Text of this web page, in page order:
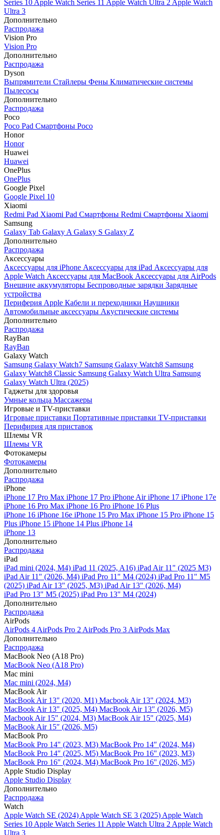
Series 10 Apple Watch Series 11 Apple Watch Ultra 2 Apple Watch
Ultra 3
Дополнительно
Распродажа
Vision Pro
Vision Pro
Дополнительно
Распродажа
Dyson
Выпрямители Стайлеры Фены Климатические системы
Пылесосы
Дополнительно
Распродажа
Poco
Poco Pad Смартфоны Poco
Honor
Honor
Huawei
Huawei
OnePlus
OnePlus
Google Pixel
Google Pixel 10
Xiaomi
Redmi Pad Xiaomi Pad Смартфоны Redmi Смартфоны Xiaomi
Samsung
Galaxy Tab Galaxy A Galaxy S Galaxy Z
Дополнительно
Распродажа
Аксессуары
Аксессуары для iPhone Аксессуары для iPad Аксессуары для
Apple Watch Аксессуары для MacBook Аксессуары для AirPods
Внешние аккумуляторы Беспроводные зарядки Зарядные
устройства
Периферия Apple Кабели и переходники Наушники
Автомобильные аксессуары Акустические системы
Дополнительно
Распродажа
RayBan
RayBan
Galaxy Watch
Samsung Galaxy Watch7 Samsung Galaxy Watch8 Samsung
Galaxy Watch8 Classic Samsung Galaxy Watch Ultra Samsung
Galaxy Watch Ultra (2025)
Гаджеты для здоровья
Умные кольца Массажеры
Игровые и TV-приставки
Игровые приставки Портативные приставки TV-приставки
Перифирия для приставок
Шлемы VR
Шлемы VR
Фотокамеры
Фотокамеры
Дополнительно
Распродажа
iPhone
iPhone 17 Pro Max iPhone 17 Pro iPhone AiriPhone 17 iPhone 17e
iPhone 16 Pro Max iPhone 16 Pro iPhone 16 Plus
iPhone 16 iPhone 16e iPhone 15 Pro Max iPhone 15 Pro iPhone 15
Plus iPhone 15 iPhone 14 Plus iPhone 14
iPhone 13
Дополнительно
Распродажа
iPad
iPad mini (2024, M4) iPad 11 (2025, A16) iPad Air 11" (2025 M3)
iPad Air 11" (2026, M4) iPad Pro 11" M4 (2024) iPad Pro 11" M5
(2025) iPad Air 13" (2025, M3) iPad Air 13" (2026, M4)
iPad Pro 13" M5 (2025) iPad Pro 13" M4 (2024)
Дополнительно
Распродажа
AirPods
AirPods 4 AirPods Pro 2 AirPods Pro 3 AirPods Max
Дополнительно
Распродажа
MacBook Neo (A18 Pro)
MacBook Neo (A18 Pro)
Mac mini
Mac mini (2024, M4)
MacBook Air
MacBook Air 13" (2020, M1) Macbook Air 13" (2024, M3)
MacBook Air 13" (2025, M4) MacBook Air 13″ (2026, M5)
Macbook Air 15" (2024, M3) MacBook Air 15" (2025, M4)
MacBook Air 15″ (2026, M5)
MacBook Pro
MacBook Pro 14" (2023, M3) MacBook Pro 14″ (2024, M4)
MacBook Pro 14″ (2025, M5) MacBook Pro 16" (2023, M3)
MacBook Pro 16″ (2024, M4) MacBook Pro 16" (2026, M5)
Apple Studio Display
Apple Studio Display
Дополнительно
Распродажа
Watch
Apple Watch SE (2024) Apple Watch SE 3 (2025) Apple Watch
Series 10 Apple Watch Series 11 Apple Watch Ultra 2 Apple Watch
Ultra 3